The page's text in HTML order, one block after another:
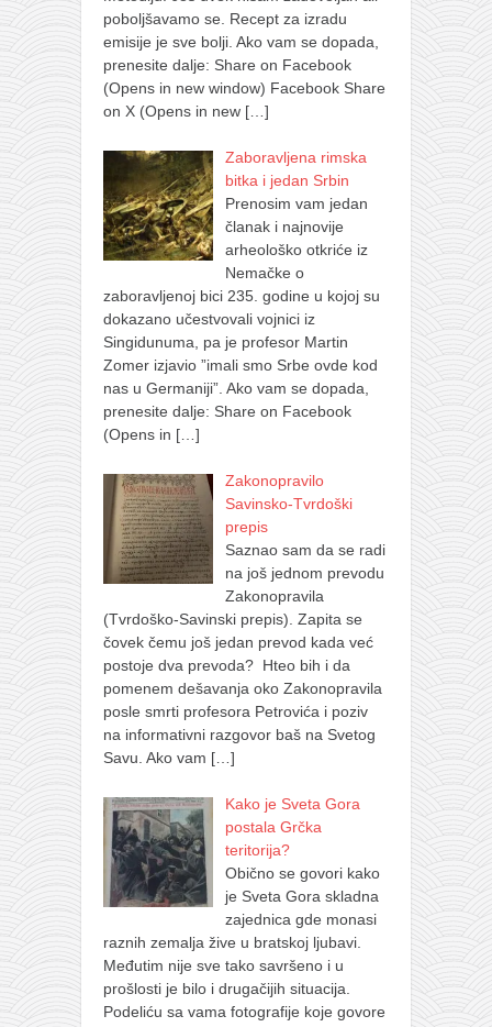
poboljšavamo se. Recept za izradu
emisije je sve bolji. Ako vam se dopada,
prenesite dalje: Share on Facebook
(Opens in new window) Facebook Share
on X (Opens in new […]
Zaboravljena rimska
bitka i jedan Srbin
Prenosim vam jedan
članak i najnovije
arheološko otkriće iz
Nemačke o
zaboravljenoj bici 235. godine u kojoj su
dokazano učestvovali vojnici iz
Singidunuma, pa je profesor Martin
Zomer izjavio ”imali smo Srbe ovde kod
nas u Germaniji”. Ako vam se dopada,
prenesite dalje: Share on Facebook
(Opens in […]
Zakonopravilo
Savinsko-Tvrdoški
prepis
Saznao sam da se radi
na još jednom prevodu
Zakonopravila
(Tvrdoško-Savinski prepis). Zapita se
čovek čemu još jedan prevod kada već
postoje dva prevoda? Hteo bih i da
pomenem dešavanja oko Zakonopravila
posle smrti profesora Petrovića i poziv
na informativni razgovor baš na Svetog
Savu. Ako vam […]
Kako je Sveta Gora
postala Grčka
teritorija?
Obično se govori kako
je Sveta Gora skladna
zajednica gde monasi
raznih zemalja žive u bratskoj ljubavi.
Međutim nije sve tako savršeno i u
prošlosti je bilo i drugačijih situacija.
Podeliću sa vama fotografije koje govore